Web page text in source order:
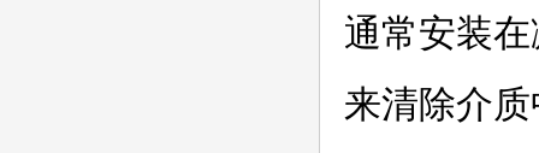
通常安装
来清除介